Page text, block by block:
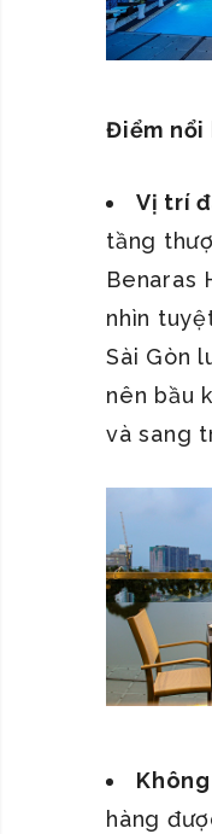
Điểm nổi
Vị trí
tầng
Benaras
nhìn
Sài Gòn
nên bầu
và sang
hàng